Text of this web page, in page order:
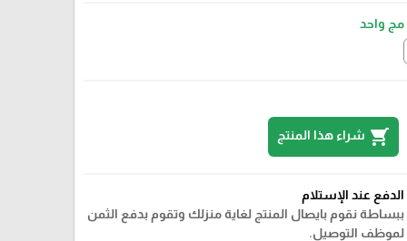
مج واحد
shopping_cart شراء هذا المنتج
الدفع عند الإستلام
ببساطة نقوم بايصال المنتج لغاية منزلك وتقوم بدفع الثمن
لموظف التوصيل.